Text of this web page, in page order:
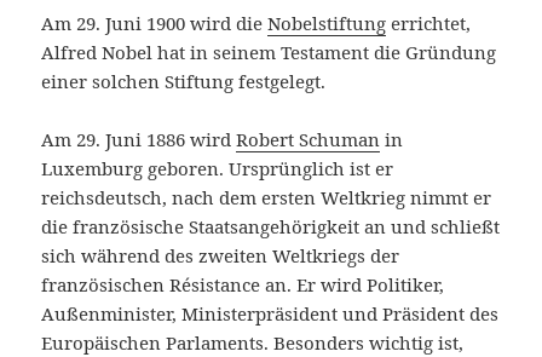
Am 29. Juni 1900 wird dieNobelstiftung errichtet,
Alfred Nobel hat in seinem Testament die Gründung
einer solchen Stiftung festgelegt.
Am 29. Juni 1886 wirdRobert Schuman in
Luxemburg geboren. Ursprünglich ist er
reichsdeutsch, nach dem ersten Weltkrieg nimmt er
die französische Staatsangehörigkeit an und schließt
sich während des zweiten Weltkriegs der
französischen Résistance an. Er wird Politiker,
Außenminister, Ministerpräsident und Präsident des
Europäischen Parlaments. Besonders wichtig ist,